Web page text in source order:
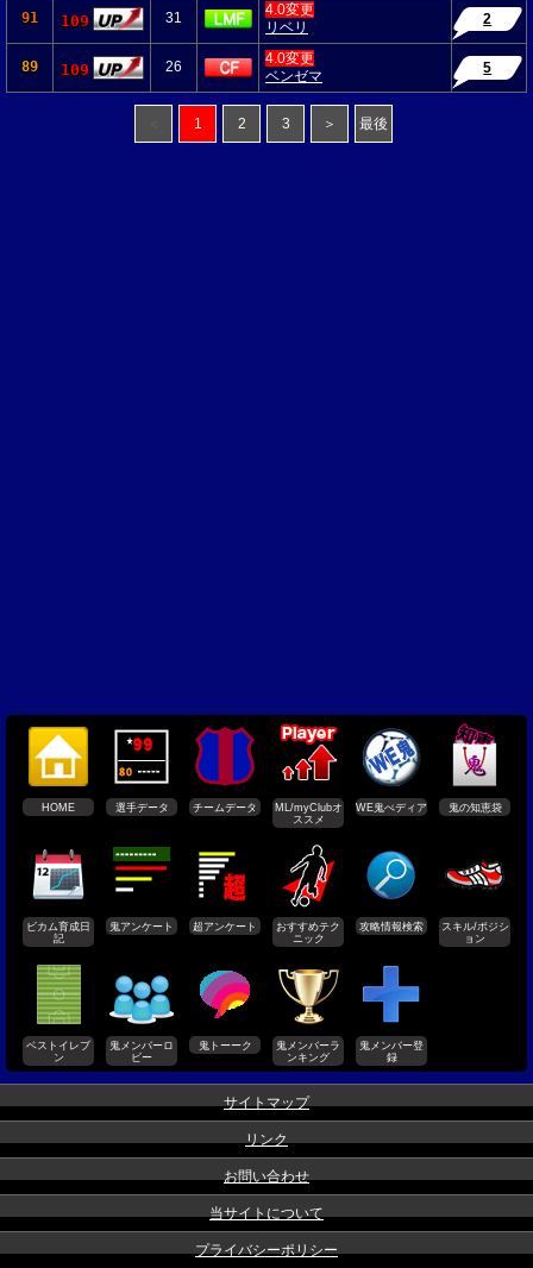
91 109 31
4.0変更
リベリ
2
89 109 26
4.0変更
ベンゼマ
5
1 2 3 ＞ 最後
HOME 選手データ チームデータ
ML/myClubオ
ススメ
WE鬼ぺディア 鬼の知恵袋
ビカム育成日
記
鬼アンケート 超アンケート
おすすめテク
ニック
攻略情報検索
スキル/ポジシ
ョン
ベストイレブ
ン
鬼メンバーロ
ビー
鬼トーーク
鬼メンバーラ
ンキング
鬼メンバー登
録
サイトマップ
リンク
お問い合わせ
当サイトについて
プライバシーポリシー